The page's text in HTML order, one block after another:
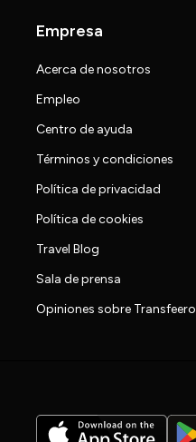
Empresa
Acerca de nosotros
Empleo
Centro de ayuda
Términos y condiciones
Política de privacidad
Política de cookies
Travel Blog
Sala de prensa
Opiniones sobre Transfeero